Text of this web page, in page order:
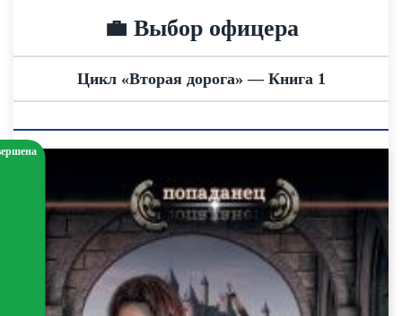
💼 Выбор офицера
Цикл «Вторая дорога» — Книга 1